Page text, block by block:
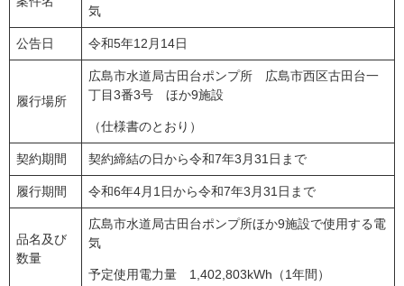
気
公告日 令和5年12月14日
履行場所
広島市水道局古田台ポンプ所 広島市西区古田台一
丁目3番3号 ほか9施設
（仕様書のとおり）
契約期間 契約締結の日から令和7年3月31日まで
履行期間 令和6年4月1日から令和7年3月31日まで
品名及び
数量
広島市水道局古田台ポンプ所ほか9施設で使用する電
気
予定使用電力量 1,402,803kWh（1年間）